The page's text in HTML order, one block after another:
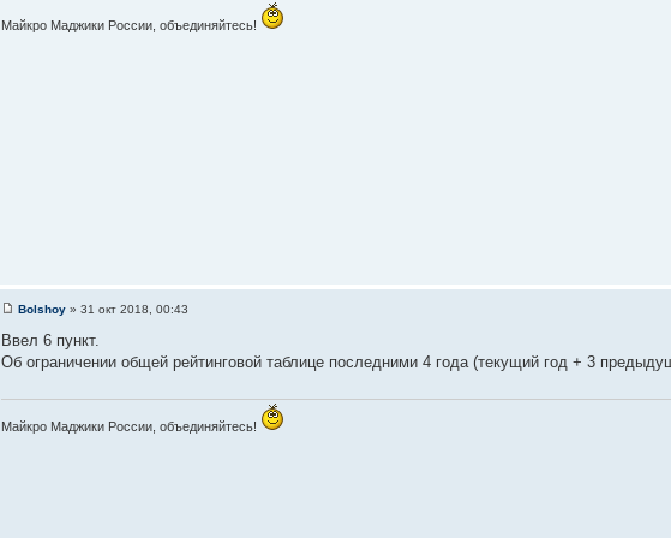
Майкро Маджики России, объединяйтесь!
Bolshoy » 31 окт 2018, 00:43
Ввел 6 пункт.
Об ограничении общей рейтинговой таблице последними 4 года (текущий год + 3
Майкро Маджики России, объединяйтесь!